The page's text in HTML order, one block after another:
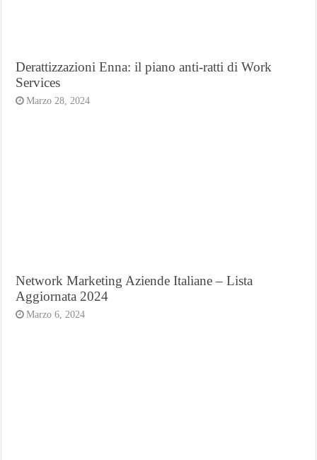
Derattizzazioni Enna: il piano anti-ratti di Work
Services
Marzo 28, 2024
Network Marketing Aziende Italiane – Lista
Aggiornata 2024
Marzo 6, 2024